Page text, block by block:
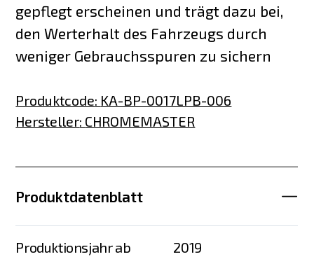
gepflegt erscheinen und trägt dazu bei,
den Werterhalt des Fahrzeugs durch
weniger Gebrauchsspuren zu sichern
Produktcode: KA-BP-0017LPB-006
Hersteller: CHROMEMASTER
Produktdatenblatt
Produktionsjahr ab 2019